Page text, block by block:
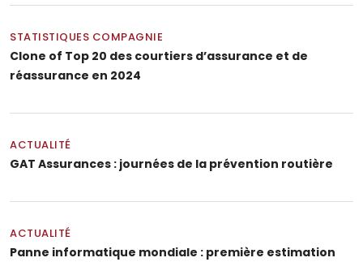
STATISTIQUES COMPAGNIE
Clone of Top 20 des courtiers d’assurance et de
réassurance en 2024
ACTUALITÉ
GAT Assurances : journées de la prévention routière
ACTUALITÉ
Panne informatique mondiale : première estimation